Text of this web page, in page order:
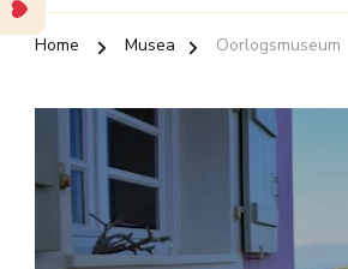
Home Musea Oorlogsmuseum